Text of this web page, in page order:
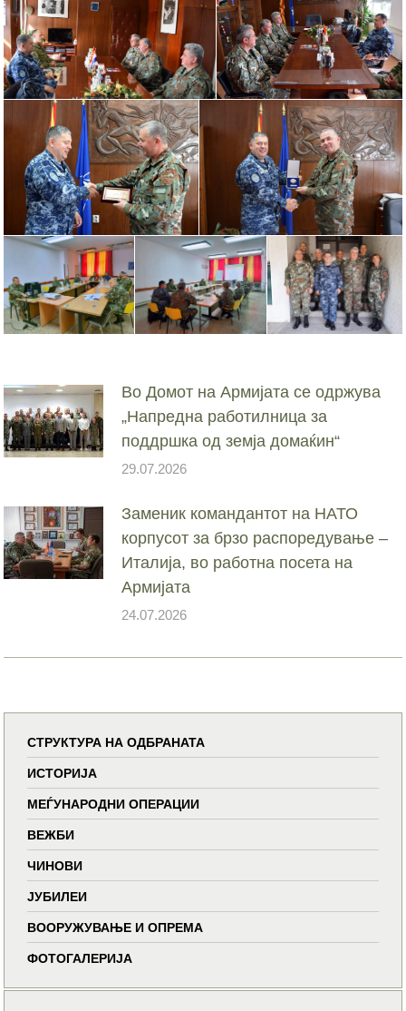
Во Домот на Армијата се одржува
„Напредна работилница за
поддршка од земја домаќин“
29.07.2026
Заменик командантот на НАТО
корпусот за брзо распоредување –
Италија, во работна посета на
Армијата
24.07.2026
СТРУКТУРА НА ОДБРАНАТА
ИСТОРИЈА
МЕЃУНАРОДНИ ОПЕРАЦИИ
ВЕЖБИ
ЧИНОВИ
ЈУБИЛЕИ
ВООРУЖУВАЊЕ И ОПРЕМА
ФОТОГАЛЕРИЈА